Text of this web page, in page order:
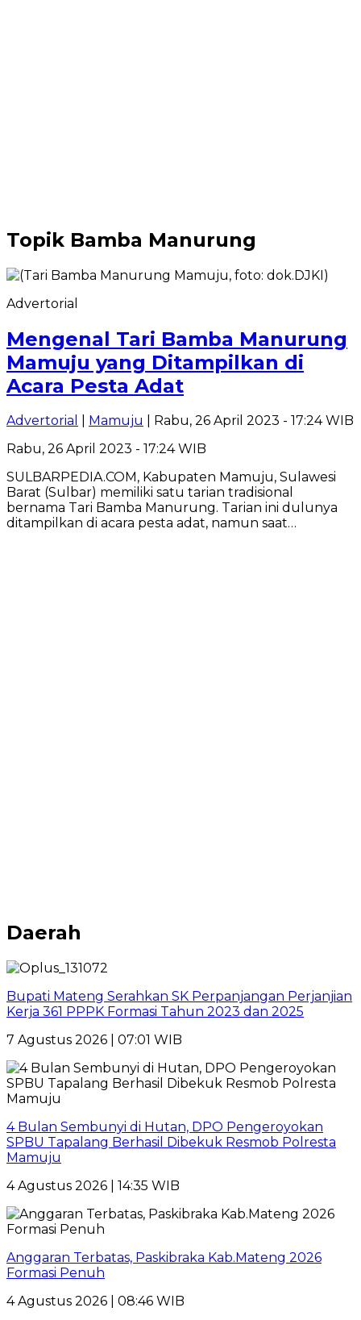
Topik Bamba Manurung
Advertorial
Mengenal Tari Bamba Manurung
Mamuju yang Ditampilkan di
Acara Pesta Adat
Advertorial Mamuju
| Rabu, 26 April 2023 - 17:24 WIB
Rabu, 26 April 2023 - 17:24 WIB
SULBARPEDIA.COM, Kabupaten Mamuju, Sulawesi
Barat (Sulbar) memiliki satu tarian tradisional
bernama Tari Bamba Manurung. Tarian ini dulunya
ditampilkan di acara pesta adat, namun saat…
Daerah
Bupati Mateng Serahkan SK Perpanjangan Perjanjian
Kerja 361 PPPK Formasi Tahun 2023 dan 2025
7 Agustus 2026 | 07:01 WIB
4 Bulan Sembunyi di Hutan, DPO Pengeroyokan
SPBU Tapalang Berhasil Dibekuk Resmob Polresta
Mamuju
4 Agustus 2026 | 14:35 WIB
Anggaran Terbatas, Paskibraka Kab.Mateng 2026
Formasi Penuh
4 Agustus 2026 | 08:46 WIB